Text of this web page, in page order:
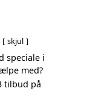
skjul
speciale i
med?
tilbud på